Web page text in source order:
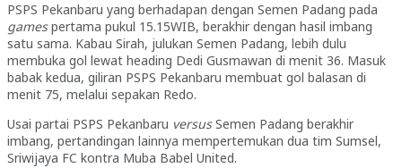
PSPS Pekanbaru yang berhadapan dengan Semen Padang pada
gamespertama pukul 15.15WIB, berakhir dengan hasil imbang
satu sama. Kabau Sirah, julukan Semen Padang, lebih dulu
membuka gol lewat heading Dedi Gusmawan di menit 36. Masuk
babak kedua, giliran PSPS Pekanbaru membuat gol balasan di
menit 75, melalui sepakan Redo.
Usai partai PSPS Pekanbaru versusSemen Padang berakhir
imbang, pertandingan lainnya mempertemukan dua tim Sumsel,
Sriwijaya FC kontra Muba Babel United.